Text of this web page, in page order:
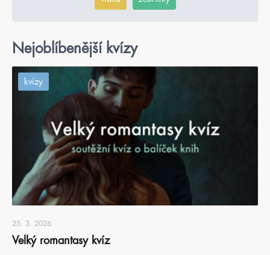
Nejoblíbenější kvízy
kvízy
25. 3. 2026
Velký romantasy kvíz